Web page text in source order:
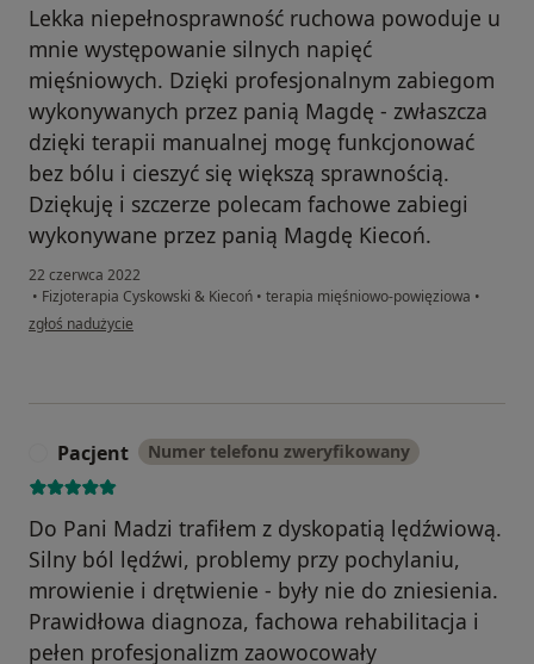
Lekka niepełnosprawność ruchowa powoduje u
mnie występowanie silnych napięć
mięśniowych. Dzięki profesjonalnym zabiegom
wykonywanych przez panią Magdę - zwłaszcza
dzięki terapii manualnej mogę funkcjonować
bez bólu i cieszyć się większą sprawnością.
Dziękuję i szczerze polecam fachowe zabiegi
wykonywane przez panią Magdę Kiecoń.
22 czerwca 2022
• Fizjoterapia Cyskowski & Kiecoń • terapia mięśniowo-powięziowa •
w opinii użytkownika Ewa Kobierska
zgłoś nadużycie
Pacjent Numer telefonu zweryfikowany
Do Pani Madzi trafiłem z dyskopatią lędźwiową.
Silny ból lędźwi, problemy przy pochylaniu,
mrowienie i drętwienie - były nie do zniesienia.
Prawidłowa diagnoza, fachowa rehabilitacja i
pełen profesjonalizm zaowocowały